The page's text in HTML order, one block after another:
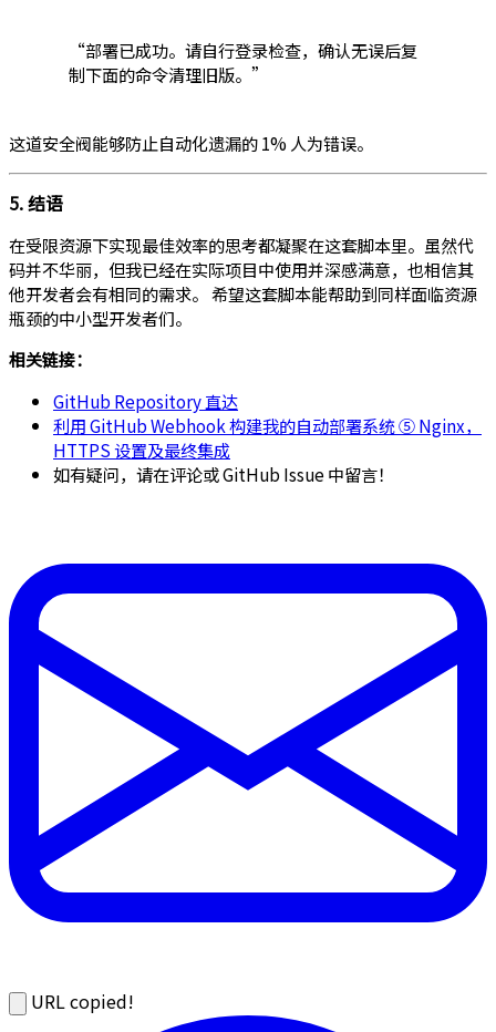
“部署已成功。请自行登录检查，确认无误后复
制下面的命令清理旧版。”
这道安全阀能够防止自动化遗漏的 1% 人为错误。
5. 结语
在受限资源下实现最佳效率的思考都凝聚在这套脚本里。虽然代
码并不华丽，但我已经在实际项目中使用并深感满意，也相信其
他开发者会有相同的需求。 希望这套脚本能帮助到同样面临资源
瓶颈的中小型开发者们。
相关链接：
GitHub Repository 直达
利用 GitHub Webhook 构建我的自动部署系统 ⑤ Nginx，
HTTPS 设置及最终集成
如有疑问，请在评论或 GitHub Issue 中留言！
URL copied!